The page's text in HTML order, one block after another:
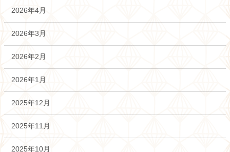
2026年4月
2026年3月
2026年2月
2026年1月
2025年12月
2025年11月
2025年10月